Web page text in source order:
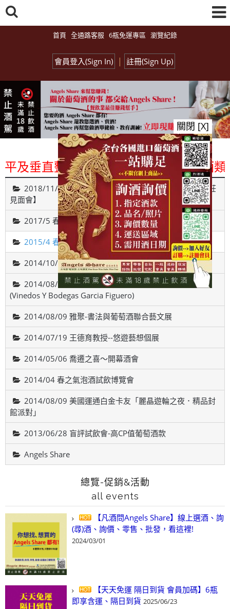
首頁 全通路客服 6瓶免運專區 瀏覽紀錄
會員登入(Sign In) | 註冊(Sign Up)
垂直整合、一次購足」各國進口酒類
2018/11/26【Monday Red 之 遇見葡萄牙古城貴族酒莊
見面會】
2017/5 春之氣泡酒試飲博覽會
2015/4 春之氣泡酒試飲博覽會
2014/10/18智利-威帝偉士酒廠品酒會(VALDIVIESO)
2014/08/22 西班牙斗羅河產區，費加洛酒莊品酒會
(Vinedos Y Bodegas Garcia Figuero)
2014/08/09 雅聚-書法與葡萄酒聯合藝文展
2014/07/19 王德育教授--悠遊藝想個展
2014/05/06 喬遷之喜～開幕酒會
2014/04 春之氣泡酒試飲博覽會
2014/08/09 美國運通白金卡友「麗晶遊輪之夜．精品封
館派對」
2013/06/28 盲評試飲會-高CP值葡萄酒款
Angels Share
總覽-促銷&活動
all events
【凡酒問Angels Share】線上選酒、詢
(尋)酒、詢價、零售、批發，看這裡!
2024/03/01
【天天免運 隔日到貨 會員加碼】6瓶
即享含運、隔日到貨 2025/06/23
關閉 [X]